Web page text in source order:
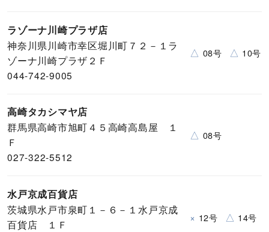
ラゾーナ川崎プラザ店
神奈川県川崎市幸区堀川町７２－１ラ
ゾーナ川崎プラザ２Ｆ
044-742-9005
△ 08号 △ 10号
高崎タカシマヤ店
群馬県高崎市旭町４５高崎高島屋 １
Ｆ
027-322-5512
△ 08号
水戸京成百貨店
茨城県水戸市泉町１－６－１水戸京成
百貨店 １Ｆ
× 12号 △ 14号